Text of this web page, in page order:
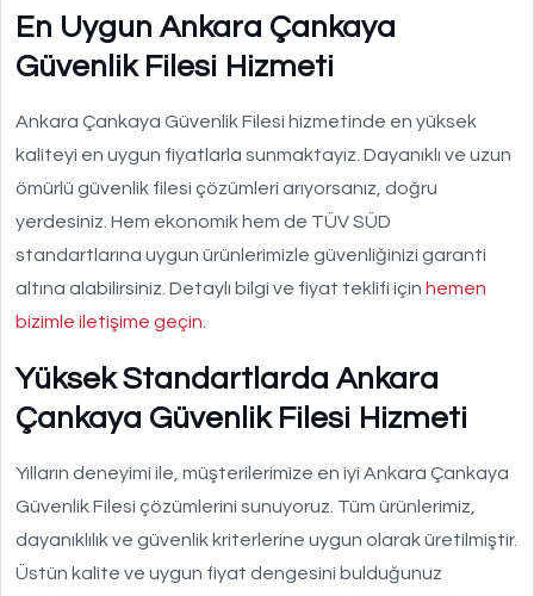
En Uygun Ankara Çankaya
Güvenlik Filesi Hizmeti
Ankara Çankaya Güvenlik Filesi hizmetinde en yüksek
kaliteyi en uygun fiyatlarla sunmaktayız. Dayanıklı ve uzun
ömürlü güvenlik filesi çözümleri arıyorsanız, doğru
yerdesiniz. Hem ekonomik hem de TÜV SÜD
standartlarına uygun ürünlerimizle güvenliğinizi garanti
altına alabilirsiniz. Detaylı bilgi ve fiyat teklifi için hemen
bizimle iletişime geçin
Yüksek Standartlarda Ankara
Çankaya Güvenlik Filesi Hizmeti
Yılların deneyimi ile, müşterilerimize en iyi Ankara Çankaya
Güvenlik Filesi çözümlerini sunuyoruz. Tüm ürünlerimiz,
dayanıklılık ve güvenlik kriterlerine uygun olarak üretilmiştir.
Üstün kalite ve uygun fiyat dengesini bulduğunuz